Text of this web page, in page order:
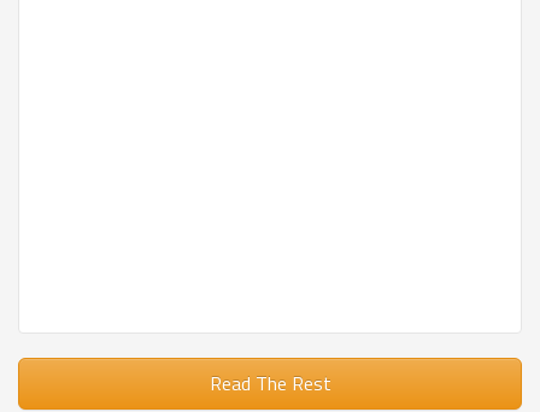
Read The Rest